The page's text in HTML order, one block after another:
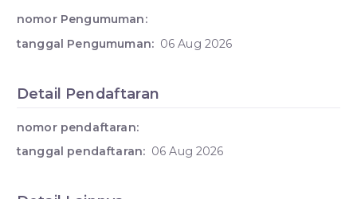
nomor Pengumuman:
tanggal Pengumuman: 06 Aug 2026
Detail Pendaftaran
nomor pendaftaran:
tanggal pendaftaran: 06 Aug 2026